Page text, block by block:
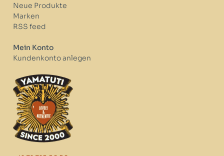
Neue Produkte
Marken
RSS feed
Mein Konto
Kundenkonto anlegen